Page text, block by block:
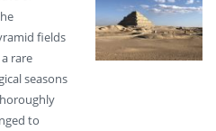
fields
rare
seasons
to